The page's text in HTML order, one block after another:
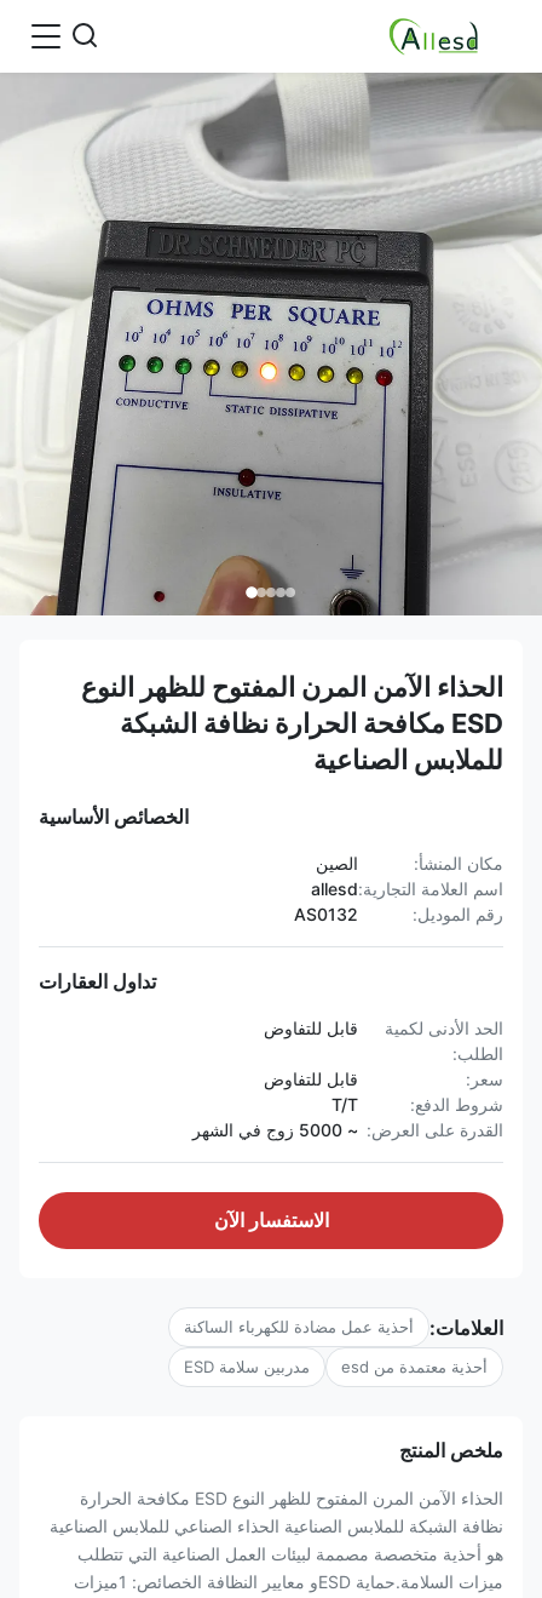
الحذاء الآمن المرن المفتوح للظهر النوع
ESD مكافحة الحرارة نظافة الشبكة
للملابس الصناعية
الخصائص الأساسية
مكان المنشأ:
الصين
اسم العلامة التجارية:allesd
رقم الموديل:
AS0132
تداول العقارات
الحد الأدنى لكمية
الطلب:
قابل للتفاوض
سعر:
قابل للتفاوض
شروط الدفع:
T/T
القدرة على العرض: ~ 5000 زوج في الشهر
الاستفسار الآن
العلامات: أحذية عمل مضادة للكهرباء الساكنة
أحذية معتمدة من esd مدربين سلامة ESD
ملخص المنتج
الحذاء الآمن المرن المفتوح للظهر النوع ESD مكافحة الحرارة
نظافة الشبكة للملابس الصناعية الحذاء الصناعي للملابس الصناعية
هو أحذية متخصصة مصممة لبيئات العمل الصناعية التي تتطلب
ميزات السلامة.حماية ESDو معايير النظافة الخصائص: 1ميزات